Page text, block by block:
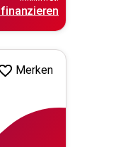
finanzieren
Merken